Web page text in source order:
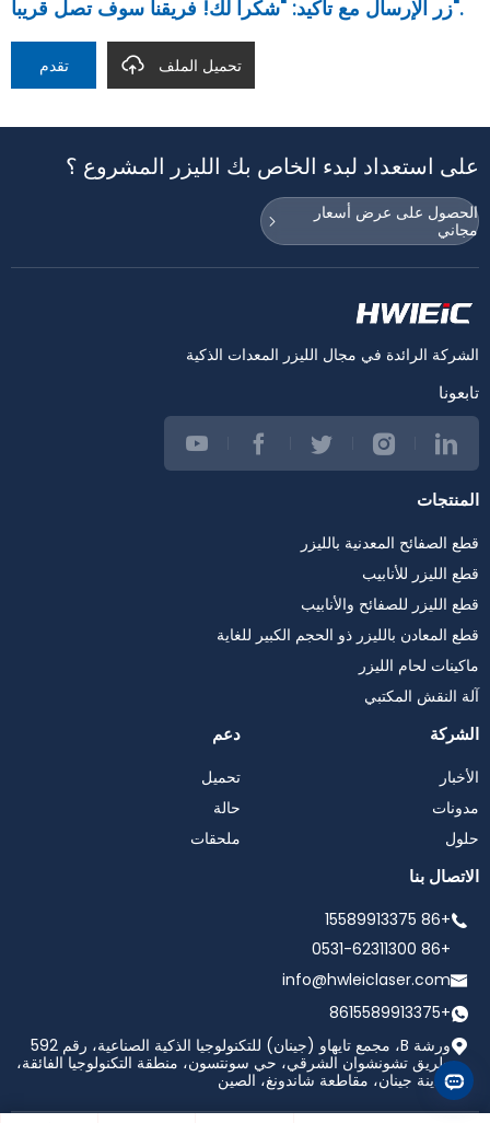
زر الإرسال مع تأكيد: "شكرا لك! فريقنا سوف تصل قريبا".
تقدم تحميل الملف
على استعداد لبدء الخاص بك الليزر المشروع ؟
الحصول على عرض أسعار
مجاني
الشركة الرائدة في مجال الليزر المعدات الذكية
تابعونا
المنتجات
قطع الصفائح المعدنية بالليزر
قطع الليزر للأنابيب
قطع الليزر للصفائح والأنابيب
قطع المعادن بالليزر ذو الحجم الكبير للغاية
ماكينات لحام الليزر
آلة النقش المكتبي
الشركة
الأخبار
مدونات
حلول
دعم
تحميل
حالة
ملحقات
الاتصال بنا
+86 15589913375
+86 0531-62311300
info@hwleiclaser.com
+8615589913375
ورشة B، مجمع تايهاو (جينان) للتكنولوجيا الذكية الصناعية، رقم 592
طريق تشونشوان الشرقي، حي سونتسون، منطقة التكنولوجيا الفائقة،
مدينة جينان، مقاطعة شاندونغ، الصين